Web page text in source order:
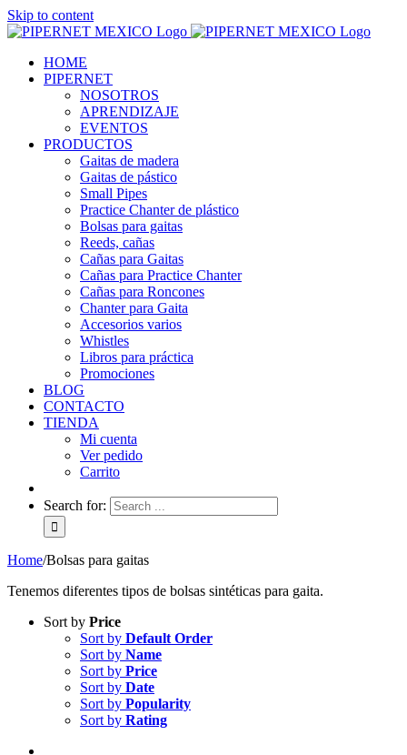
Skip to content
HOME
PIPERNET
NOSOTROS
APRENDIZAJE
EVENTOS
PRODUCTOS
Gaitas de madera
Gaitas de pástico
Small Pipes
Practice Chanter de plástico
Bolsas para gaitas
Reeds, cañas
Cañas para Gaitas
Cañas para Practice Chanter
Cañas para Roncones
Chanter para Gaita
Accesorios varios
Whistles
Libros para práctica
Promociones
BLOG
CONTACTO
TIENDA
Mi cuenta
Ver pedido
Carrito
Search for:
Home/Bolsas para gaitas
Tenemos diferentes tipos de bolsas sintéticas para gaita.
Sort by Price
Sort by Default Order
Sort by Name
Sort by Price
Sort by Date
Sort by Popularity
Sort by Rating